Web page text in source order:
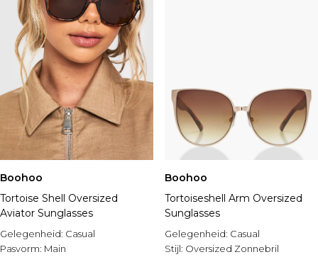
Boohoo
Tortoise Shell Oversized
Aviator Sunglasses
Gelegenheid: Casual
Pasvorm: Main
Boohoo
Tortoiseshell Arm Oversized
Sunglasses
Gelegenheid: Casual
Stijl: Oversized Zonnebril